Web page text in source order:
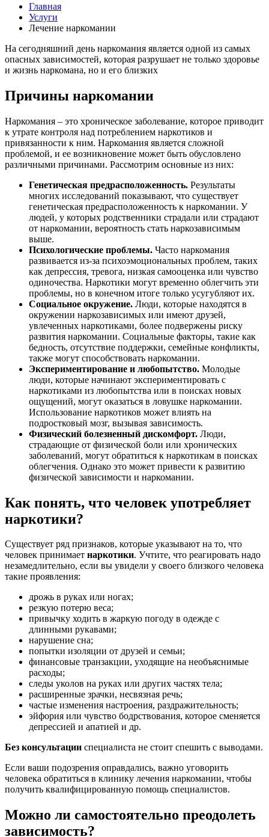
Главная
Услуги
Лечение наркомании
На сегодняшний день наркомания является одной из самых
опасных зависимостей, которая разрушает не только здоровье
и жизнь наркомана, но и его близких
Причины наркомании
Наркомания – это хроническое заболевание, которое приводит
к утрате контроля над потреблением наркотиков и
привязанности к ним. Наркомания является сложной
проблемой, и ее возникновение может быть обусловлено
различными причинами. Рассмотрим основные из них:
Генетическая предрасположенность. Результаты
многих исследований показывают, что существует
генетическая предрасположенность к наркомании. У
людей, у которых родственники страдали или страдают
от наркомании, вероятность стать наркозависимым
выше.
Психологические проблемы. Часто наркомания
развивается из-за психоэмоциональных проблем, таких
как депрессия, тревога, низкая самооценка или чувство
одиночества. Наркотики могут временно облегчить эти
проблемы, но в конечном итоге только усугубляют их.
Социальное окружение. Люди, которые находятся в
окружении наркозависимых или имеют друзей,
увлеченных наркотиками, более подвержены риску
развития наркомании. Социальные факторы, такие как
бедность, отсутствие поддержки, семейные конфликты,
также могут способствовать наркомании.
Экспериментирование и любопытство. Молодые
люди, которые начинают экспериментировать с
наркотиками из любопытства или в поисках новых
ощущений, могут оказаться в ловушке наркомании.
Использование наркотиков может влиять на
подростковый мозг, вызывая зависимость.
Физический болезненный дискомфорт. Люди,
страдающие от физической боли или хронических
заболеваний, могут обратиться к наркотикам в поисках
облегчения. Однако это может привести к развитию
физической зависимости и наркомании.
Как понять, что человек употребляет
наркотики?
Существует ряд признаков, которые указывают на то, что
человек принимает наркотики. Учтите, что реагировать надо
незамедлительно, если вы увидели у своего близкого человека
такие проявления:
дрожь в руках или ногах;
резкую потерю веса;
привычку ходить в жаркую погоду в одежде с
длинными рукавами;
нарушение сна;
попытки изоляции от друзей и семьи;
финансовые транзакции, уходящие на необъяснимые
расходы;
следы уколов на руках или других частях тела;
расширенные зрачки, несвязная речь;
частые изменения настроения, раздражительность;
эйфория или чувство бодрствования, которое сменяется
депрессией и апатией и др.
Без консультации специалиста не стоит спешить с выводами.
Если ваши подозрения оправдались, важно уговорить
человека обратиться в клинику лечения наркомании, чтобы
получить квалифицированную помощь специалистов.
Можно ли самостоятельно преодолеть
зависимость?